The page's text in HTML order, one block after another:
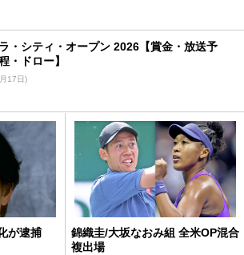
・シティ・オープン 2026【賞金・放送予
・ドロー】
17日)
が逮捕
錦織圭/大坂なおみ組 全米OP混合
複出場